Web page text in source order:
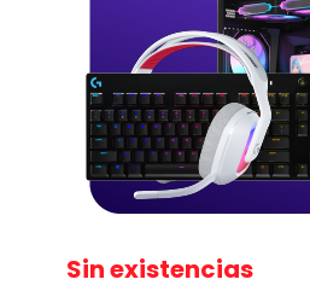
Sin existencias